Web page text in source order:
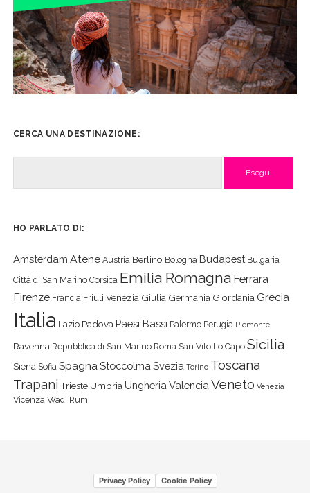
CERCA UNA DESTINAZIONE:
HO PARLATO DI:
Amsterdam Atene Austria Berlino Bologna Budapest Bulgaria
Città di San Marino Corsica Emilia Romagna Ferrara
Firenze Francia Friuli Venezia Giulia Germania Giordania Grecia
Italia Lazio Padova Paesi Bassi Palermo Perugia Piemonte
Ravenna Repubblica di San Marino Roma San Vito Lo Capo Sicilia
Siena Sofia Spagna Stoccolma Svezia Torino Toscana
Trapani Trieste Umbria Ungheria Valencia Veneto Venezia
Vicenza Wadi Rum
Privacy Policy Cookie Policy